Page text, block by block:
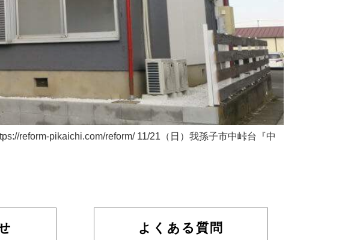
reform-pikaichi.com/reform/ 11/21（日）我孫子市中峠台『中
よくある質問